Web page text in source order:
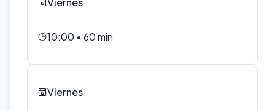
10:00 • 60min
Viernes